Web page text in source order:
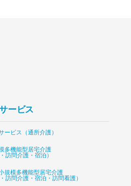
ービス
ービス（通所介護）
多機能型居宅介護
訪問介護・宿泊）
規模多機能型居宅介護
・訪問介護・宿泊・訪問看護）